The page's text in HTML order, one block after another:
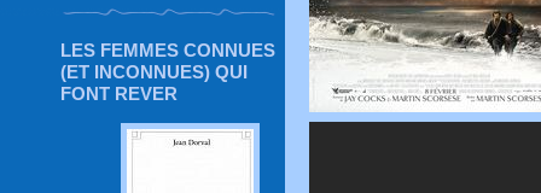
LES FEMMES CONNUES
(ET INCONNUES) QUI
FONT REVER